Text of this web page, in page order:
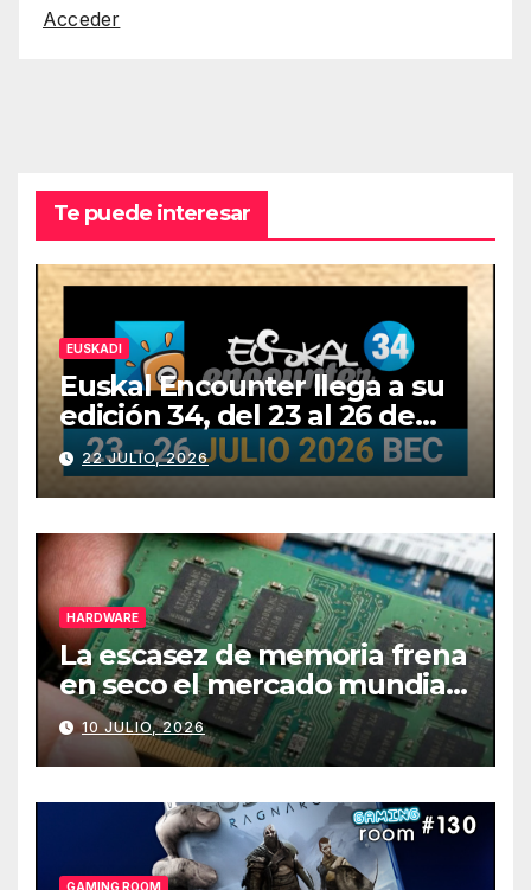
Acceder
Te puede interesar
EUSKADI
Euskal Encounter llega a su
edición 34, del 23 al 26 de
julio
22 JULIO, 2026
HARDWARE
La escasez de memoria frena
en seco el mercado mundial
de PCs
10 JULIO, 2026
GAMING ROOM